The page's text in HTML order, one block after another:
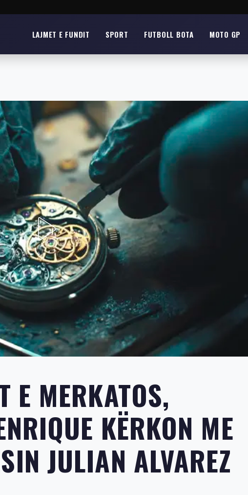
LAJMET E FUNDIT SPORT FUTBOLL BOTA MOTO GP
E MERKATOS,
KËRKON ME
JULIAN ALVAREZ